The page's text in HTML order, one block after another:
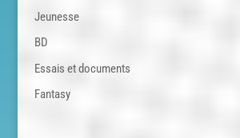
Jeunesse
BD
Essais et documents
Fantasy